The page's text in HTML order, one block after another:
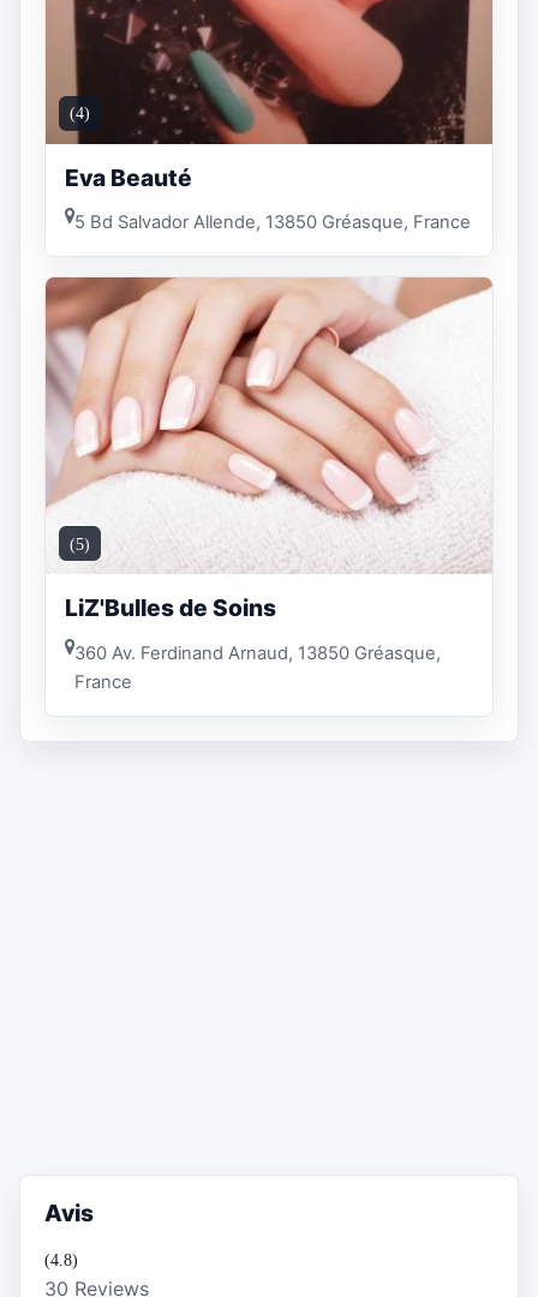
(4)
Eva Beauté
5 Bd Salvador Allende, 13850 Gréasque, France
(5)
LiZ'Bulles de Soins
360 Av. Ferdinand Arnaud, 13850 Gréasque,
France
Avis
(4.8)
30 Reviews